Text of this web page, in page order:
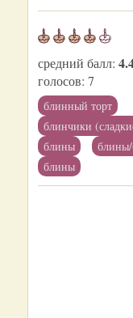
средний балл:
голосов: 7
блинный торт
блинчики
блины
блины